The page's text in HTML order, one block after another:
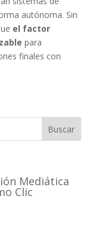
autónoma. Sin
el factor
para
finales con
Buscar
Mediática
Clic